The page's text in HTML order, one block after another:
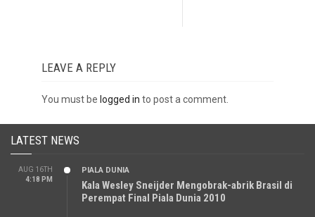
LEAVE A REPLY
You must be logged in to post a comment.
LATEST NEWS
AUG 16TH
4:18 PM
PIALA DUNIA
Kala Wesley Sneijder Mengobrak-abrik Brasil di
Perempat Final Piala Dunia 2010